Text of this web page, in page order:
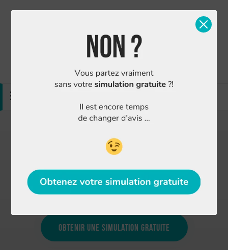
Simulation gratuite Nous contacter
4.89/5
Vous avez besoin d'un prêt immobilier, d'une
assurance emprunteur ou d'un regroupement de
Obtenir une simulation gratuite